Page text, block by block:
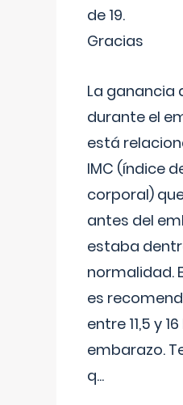
de 19.
Gracias
La ganancia
durante el
está
IMC (índice
corporal)
antes del
estaba
normalidad.
es
entre 11,5 y
embarazo.
q...